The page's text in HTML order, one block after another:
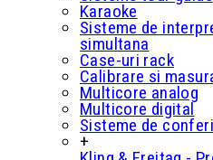
Karaoke
Sisteme de
simultana
Case-uri rack
Calibrare si
Multicore analog
Multicore digital
Sisteme de
+